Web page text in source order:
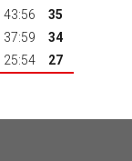
43:56
35
37:59
34
25:54 27